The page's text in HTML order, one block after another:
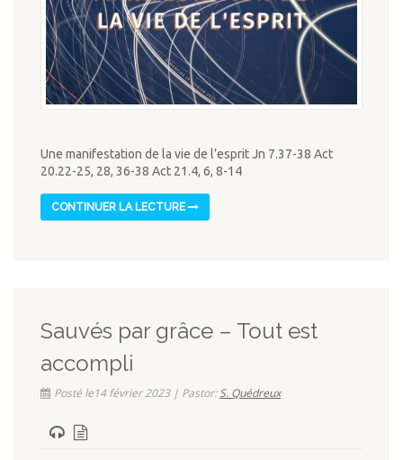
Une manifestation de la vie de l’esprit Jn 7.37-38 Act
20.22-25, 28, 36-38 Act 21.4, 6, 8-14
CONTINUER LA LECTURE
Sauvés par grâce – Tout est
accompli
Posté le14 février 2023 | Pastor:S. Quédreux